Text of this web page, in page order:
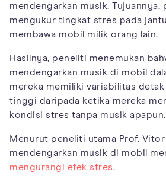
mendengarkan musik.
mengukur tingkat stres pada
membawa mobil milik orang lain.
Hasilnya, peneliti menemukan
mendengarkan musik di mobil
mereka memiliki variabilitas
tinggi daripada ketika mereka
kondisi stres tanpa musik apapun.
Menurut peneliti utama Prof. Vitor
mendengarkan musik di mobil
mengurangi efek stres.